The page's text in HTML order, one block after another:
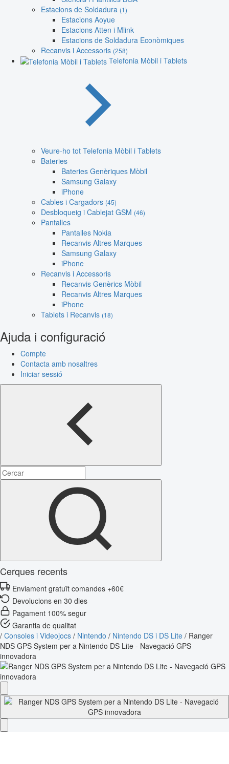
Estacions de Soldadura (1)
Estacions Aoyue
Estacions Atten i Mlink
Estacions de Soldadura Econòmiques
Recanvis i Accessoris (258)
Telefonia Mòbil i Tablets
Veure-ho tot Telefonia Mòbil i Tablets
Bateries
Bateries Genèriques Mòbil
Samsung Galaxy
iPhone
Cables i Cargadors (45)
Desbloqueig i Cablejat GSM (46)
Pantalles
Pantalles Nokia
Recanvis Altres Marques
Samsung Galaxy
iPhone
Recanvis i Accessoris
Recanvis Genèrics Mòbil
Recanvis Altres Marques
iPhone
Tablets i Recanvis (18)
Ajuda i configuració
Compte
Contacta amb nosaltres
Iniciar sessió
Cerques recents
Enviament gratuït comandes +60€
Devolucions en 30 dies
Pagament 100% segur
Garantia de qualitat
/ Consoles i Videojocs / Nintendo / Nintendo DS i DS Lite / Ranger
NDS GPS System per a Nintendo DS Lite - Navegació GPS
innovadora